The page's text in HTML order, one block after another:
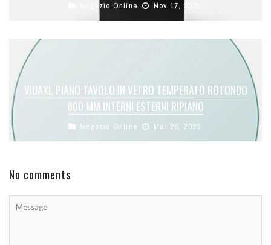
Negozio Online Nov 17, 2023
VIDAXL PIANO TAVOLO IN VETRO TEMPERATO ROTONDO
800 MM INTERNI ESTERNI RIPIANO
Negozio Online Mar 26, 2023
No comments